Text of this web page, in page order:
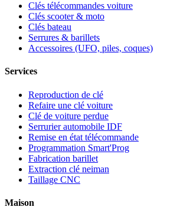
Clés télécommandes voiture
Clés scooter & moto
Clés bateau
Serrures & barillets
Accessoires (UFO, piles, coques)
Services
Reproduction de clé
Refaire une clé voiture
Clé de voiture perdue
Serrurier automobile IDF
Remise en état télécommande
Programmation Smart'Prog
Fabrication barillet
Extraction clé neiman
Taillage CNC
Maison